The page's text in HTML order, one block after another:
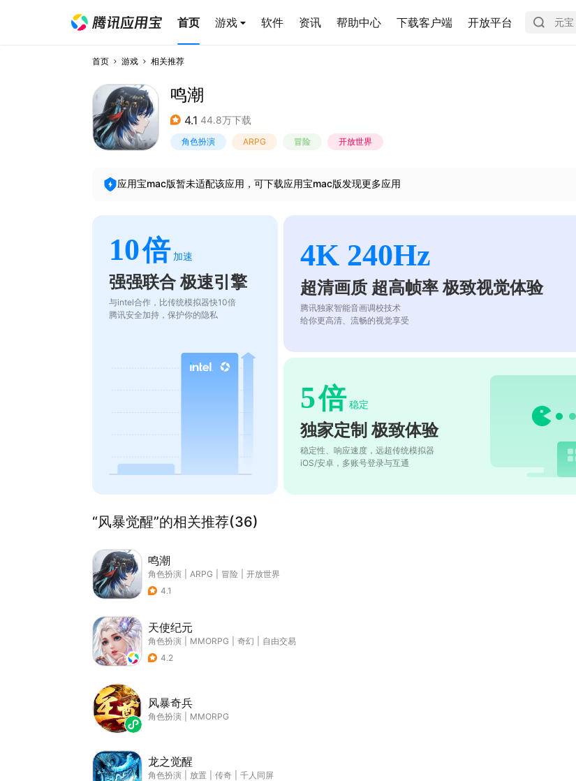
首页 游戏 软件 资讯 帮助中心 下载客户端 开放平台
首页 游戏 相关推荐
鸣潮
4.1 44.8万下载
角色扮演 ARPG 冒险 开放世界
应用宝mac版暂未适配该应用，可下载应用宝mac版发现更多应用
10倍 加速
强强联合 极速引擎
与intel合作，比传统模拟器快10倍
腾讯安全加持，保护你的隐私
4K 240Hz
超清画质 超高帧率 极致视觉体验
腾讯独家智能音画调校技术
给你更高清、流畅的视觉享受
5倍 稳定
独家定制 极致体验
稳定性、响应速度，远超传统模拟器
iOS/安卓，多账号登录与互通
“风暴觉醒”的相关推荐(36)
鸣潮
角色扮演 ARPG 冒险
开放世界
4.1
天使纪元
角色扮演 MMORPG 奇幻
自由交易
4.2
风暴奇兵
角色扮演 MMORPG
龙之觉醒
角色扮演 放置 传奇
千人同屏